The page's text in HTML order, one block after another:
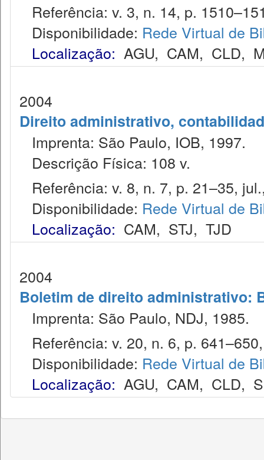
Referência: v. 3, n. 14, p.
Disponibilidade: Rede Virtual de
Localização: AGU, CAM, CLD,
2004
Direito administrativo,
Imprenta: São Paulo, IOB, 1997.
Descrição Física: 108 v.
Referência: v. 8, n. 7, p. 21–35,
Disponibilidade: Rede Virtual de
Localização: CAM, STJ, TJD
2004
Boletim de direito administrativo:
Imprenta: São Paulo, NDJ, 1985.
Referência: v. 20, n. 6, p.
Disponibilidade: Rede Virtual de
Localização: AGU, CAM, CLD,